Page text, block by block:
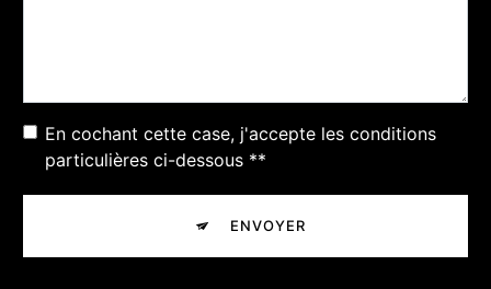
En cochant cette case, j'accepte les conditions
particulières ci-dessous **
ENVOYER